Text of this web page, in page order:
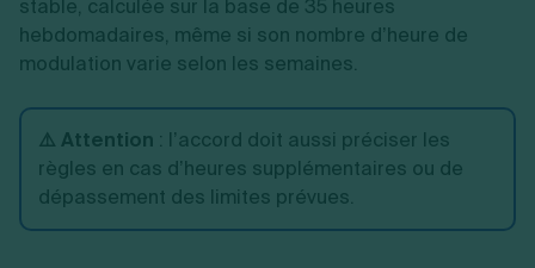
stable, calculée sur la base de 35 heures
hebdomadaires, même si son nombre d’heure de
modulation varie selon les semaines.
⚠️ Attention : l’accord doit aussi préciser les
règles en cas d’heures supplémentaires ou de
dépassement des limites prévues.